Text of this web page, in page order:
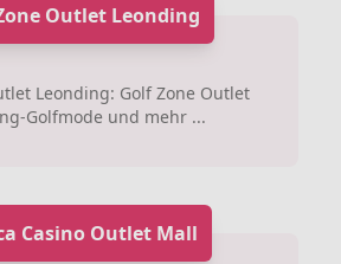
Outlet Leonding
Leonding: Golf Zone Outlet
Golfmode und mehr ...
Casino Outlet Mall